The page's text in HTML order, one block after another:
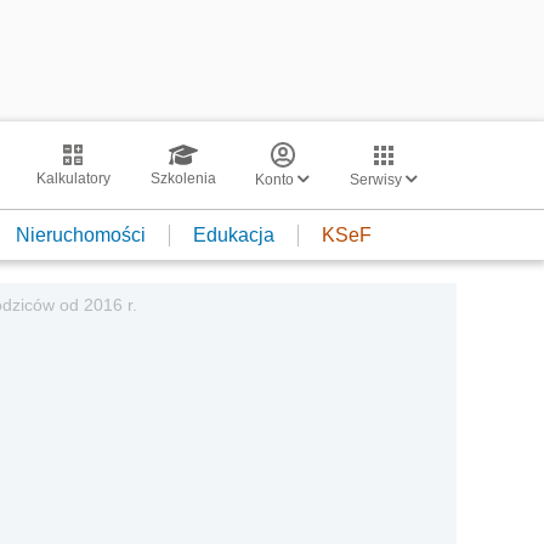
Kalkulatory Szkolenia Konto Serwisy
Nieruchomości Edukacja KSeF
od 2016 r.